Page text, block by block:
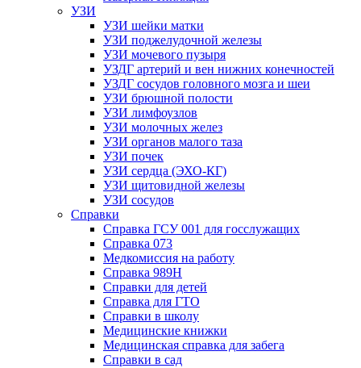
УЗИ
УЗИ шейки матки
УЗИ поджелудочной железы
УЗИ мочевого пузыря
УЗДГ артерий и вен нижних конечностей
УЗДГ сосудов головного мозга и шеи
УЗИ брюшной полости
УЗИ лимфоузлов
УЗИ молочных желез
УЗИ органов малого таза
УЗИ почек
УЗИ сердца (ЭХО-КГ)
УЗИ щитовидной железы
УЗИ сосудов
Справки
Справка ГСУ 001 для госслужащих
Справка 073
Медкомиссия на работу
Справка 989Н
Справки для детей
Справка для ГТО
Справки в школу
Медицинские книжки
Медицинская справка для забега
Справки в сад